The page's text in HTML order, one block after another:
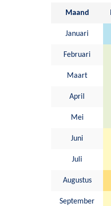
Maand
Januari
Februari
Maart
April
Mei
Juni
Juli
Augustus
September